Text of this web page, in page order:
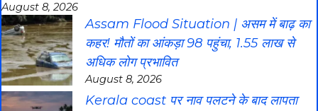
August 8, 2026
Assam Flood Situation | असम में बाढ़ का
कहर! मौतों का आंकड़ा 98 पहुंचा, 1.55 लाख से
अधिक लोग प्रभावित
August 8, 2026
Kerala coast पर नाव पलटने के बाद लापता